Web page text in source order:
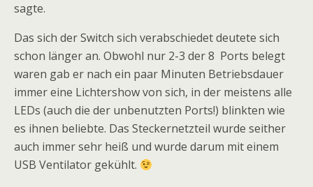
sagte.
Das sich der Switch sich verabschiedet deutete sich
schon länger an. Obwohl nur 2-3 der 8 Ports belegt
waren gab er nach ein paar Minuten Betriebsdauer
immer eine Lichtershow von sich, in der meistens alle
LEDs (auch die der unbenutzten Ports!) blinkten wie
es ihnen beliebte. Das Steckernetzteil wurde seither
auch immer sehr heiß und wurde darum mit einem
USB Ventilator gekühlt.